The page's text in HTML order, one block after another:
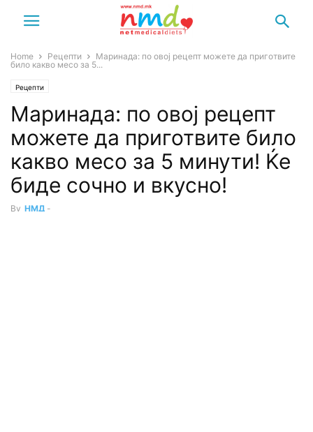
Home Рецепти
Маринада: по овој рецепт можете да приготвите
било какво месо за 5...
Рецепти
Маринада: по овој рецепт
можете да приготвите било
какво месо за 5 минути! Ќе
биде сочно и вкусно!
By НМД -